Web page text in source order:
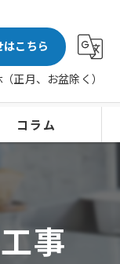
こちら
正月、お盆除く）
コラム
事